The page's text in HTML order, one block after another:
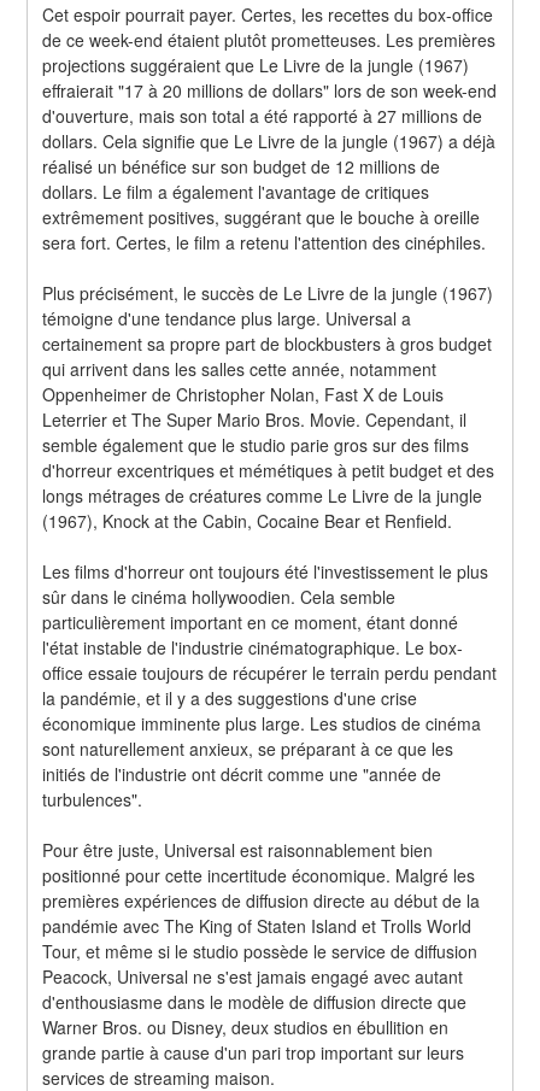
Cet espoir pourrait payer. Certes, les recettes du box-office
de ce week-end étaient plutôt prometteuses. Les premières
projections suggéraient que Le Livre de la jungle (1967)
effraierait "17 à 20 millions de dollars" lors de son week-end
d'ouverture, mais son total a été rapporté à 27 millions de
dollars. Cela signifie que Le Livre de la jungle (1967) a déjà
réalisé un bénéfice sur son budget de 12 millions de
dollars. Le film a également l'avantage de critiques
extrêmement positives, suggérant que le bouche à oreille
sera fort. Certes, le film a retenu l'attention des cinéphiles.
Plus précisément, le succès de Le Livre de la jungle (1967)
témoigne d'une tendance plus large. Universal a
certainement sa propre part de blockbusters à gros budget
qui arrivent dans les salles cette année, notamment
Oppenheimer de Christopher Nolan, Fast X de Louis
Leterrier et The Super Mario Bros. Movie. Cependant, il
semble également que le studio parie gros sur des films
d'horreur excentriques et mémétiques à petit budget et des
longs métrages de créatures comme Le Livre de la jungle
(1967), Knock at the Cabin, Cocaine Bear et Renfield.
Les films d'horreur ont toujours été l'investissement le plus
sûr dans le cinéma hollywoodien. Cela semble
particulièrement important en ce moment, étant donné
l'état instable de l'industrie cinématographique. Le box-
office essaie toujours de récupérer le terrain perdu pendant
la pandémie, et il y a des suggestions d'une crise
économique imminente plus large. Les studios de cinéma
sont naturellement anxieux, se préparant à ce que les
initiés de l'industrie ont décrit comme une "année de
turbulences".
Pour être juste, Universal est raisonnablement bien
positionné pour cette incertitude économique. Malgré les
premières expériences de diffusion directe au début de la
pandémie avec The King of Staten Island et Trolls World
Tour, et même si le studio possède le service de diffusion
Peacock, Universal ne s'est jamais engagé avec autant
d'enthousiasme dans le modèle de diffusion directe que
Warner Bros. ou Disney, deux studios en ébullition en
grande partie à cause d'un pari trop important sur leurs
services de streaming maison.